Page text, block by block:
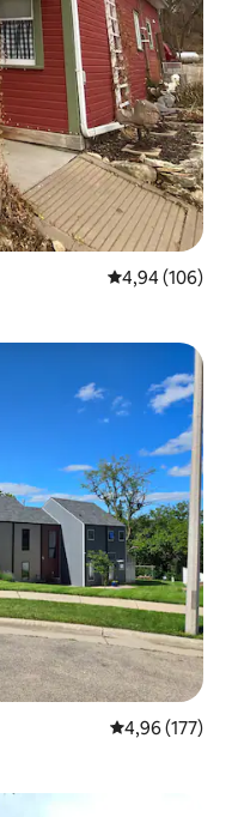
5 üzerinden
4,94 (106)
arasında
5 üzerinden
4,96 (177)